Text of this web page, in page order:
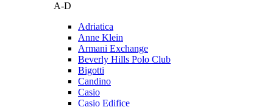
A-D
Adriatica
Anne Klein
Armani Exchange
Beverly Hills Polo Club
Bigotti
Candino
Casio
Casio Edifice